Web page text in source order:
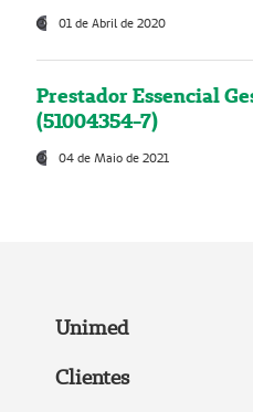
01 de Abril de 2020
Prestador Essencial
(51004354-7)
04 de Maio de 2021
Unimed
Clientes